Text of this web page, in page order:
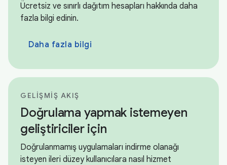
Ücretsiz ve sınırlı dağıtım hesapları hakkında daha
fazla bilgi edinin.
Daha fazla bilgi
GELIŞMIŞ AKIŞ
Doğrulama yapmak istemeyen
geliştiriciler için
Doğrulanmamış uygulamaları indirme olanağı
isteyen ileri düzey kullanıcılara nasıl hizmet